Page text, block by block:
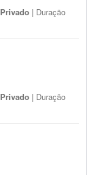
Privado | Duração
Privado | Duração